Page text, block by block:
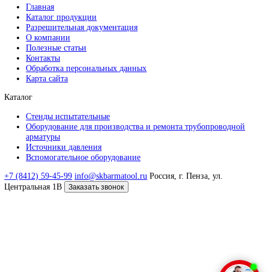
info@skbarmatool.ru
Россия, г. Пенза, ул. Центральная 1В
Заказать звонок
Связаться с нами
Отвечаем в течении 1 рабочего дня
Я даю согласие наобработку моих персональных данных и
ознакомился с Политикой обработки персональных данных
Отправить заявку
© 2026 ООО СКБ «Арматул»